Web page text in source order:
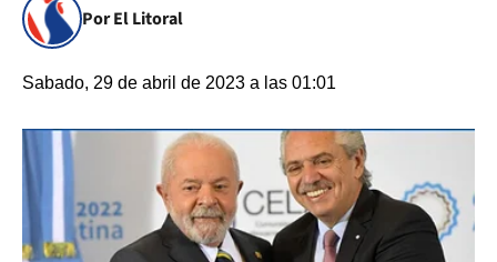
Por El Litoral
Sabado, 29 de abril de 2023 a las 01:01